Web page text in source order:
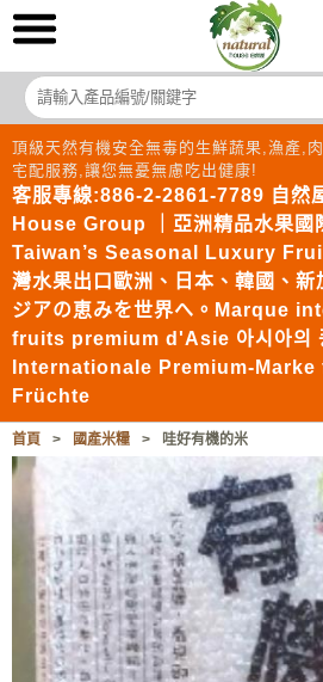
頂級天然有機安全無毒的生鮮蔬果,漁產,
宅配服務,讓您無憂無慮吃出健康!
客服專線:886-2-2861-7789 自然
House Group ｜亞洲精品水果
Taiwan’s Seasonal Luxury
灣水果出口歐洲、日本、韓國、新
ジアの恵みを世界へ。Marque
fruits premium d'Asie 아시아의
Internationale Premium-
Früchte
首頁 > 國產米糧 > 哇好有機的米